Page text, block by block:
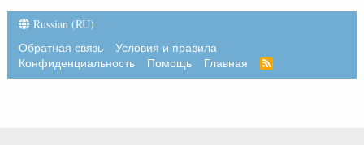
Russian (RU)
Обратная связь
Условия и правила
Конфиденциальность
Помощь Главная